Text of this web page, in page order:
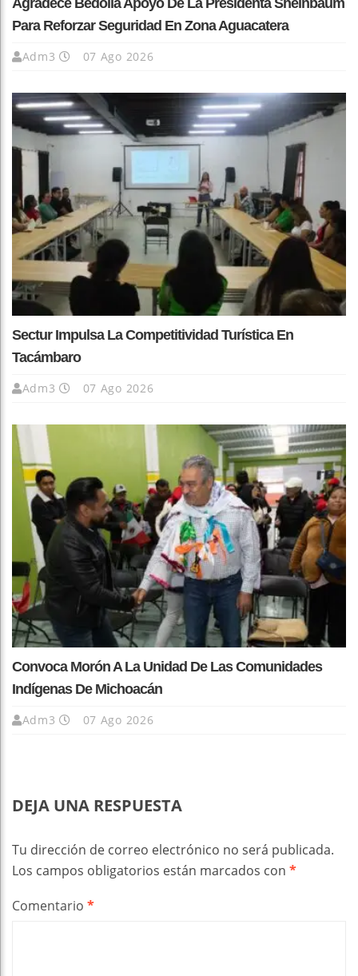
Agradece Bedolla Apoyo De La Presidenta Sheinbaum
Para Reforzar Seguridad En Zona Aguacatera
Adm3 07 Ago 2026
Sectur Impulsa La Competitividad Turística En
Tacámbaro
Adm3 07 Ago 2026
Convoca Morón A La Unidad De Las Comunidades
Indígenas De Michoacán
Adm3 07 Ago 2026
DEJA UNA RESPUESTA
Tu dirección de correo electrónico no será publicada.
Los campos obligatorios están marcados con *
Comentario *